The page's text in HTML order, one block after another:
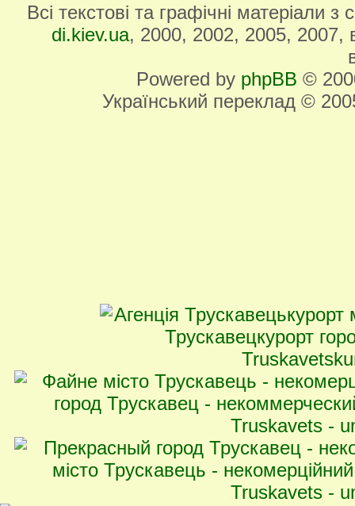
Всі текстові та графічні матеріали
di.kiev.ua, 2000, 2002, 2005, 2007,
Powered by phpBB ©
Український переклад ©